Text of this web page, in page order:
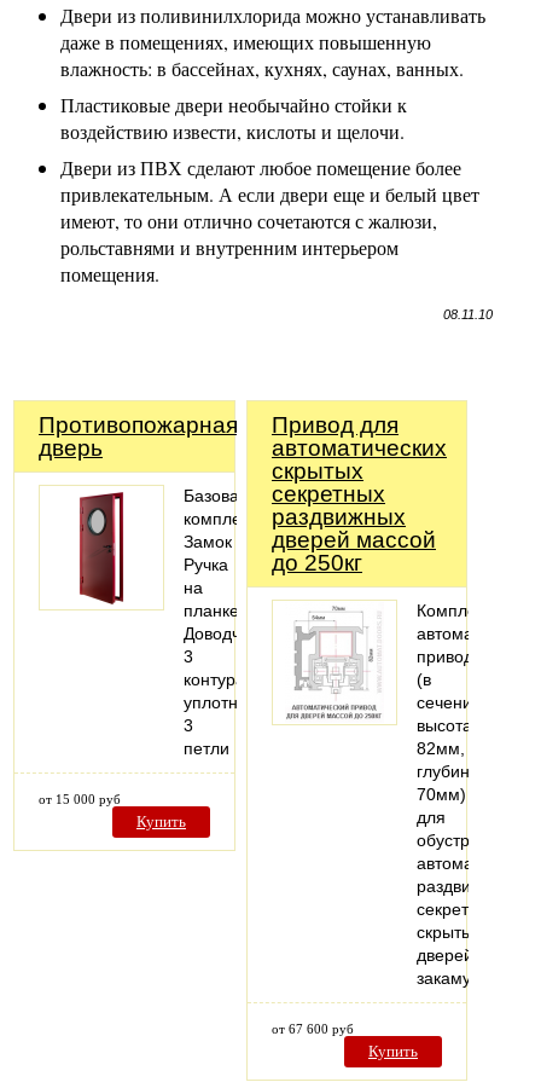
Двери из поливинилхлорида можно устанавливать
даже в помещениях, имеющих повышенную
влажность: в бассейнах, кухнях, саунах, ванных.
Пластиковые двери необычайно стойки к
воздействию извести, кислоты и щелочи.
Двери из ПВХ сделают любое помещение более
привлекательным. А если двери еще и белый цвет
имеют, то они отлично сочетаются с жалюзи,
рольставнями и внутренним интерьером
помещения.
08.11.10
Противопожарная
дверь
Базовая
комплектация:
Замок
Ручка
на
планке
Доводчик
3
контура
уплотнения
3
петли
от 15 000 руб
Купить
Привод для
автоматических
скрытых
секретных
раздвижных
дверей массой
до 250кг
Комплект
привода
(в
сечении:
высота
82мм,
глубина
70мм)
для
обустройства
автоматических
раздвижных
секретных
скрытых
дверей,
от 67 600 руб
Купить